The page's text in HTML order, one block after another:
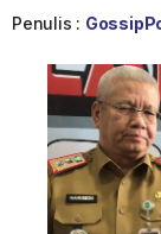
Penulis :